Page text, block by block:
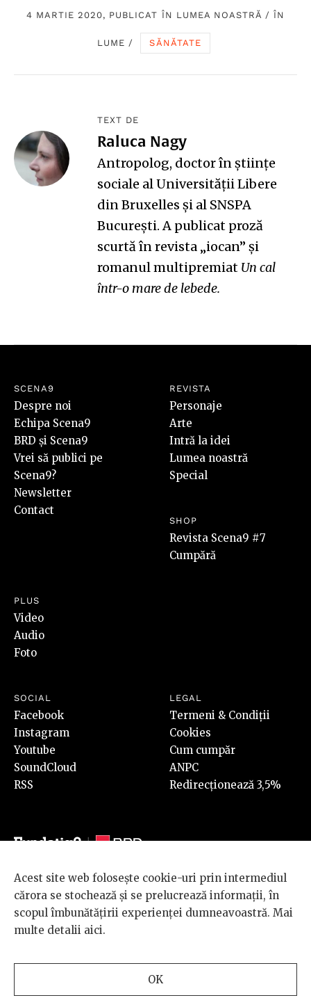
4 MARTIE 2020, PUBLICAT ÎN LUMEA NOASTRĂ /ÎN
LUME / SĂNĂTATE
TEXT DE
Raluca Nagy
Antropolog, doctor în ştiinţe
sociale al Universităţii Libere
din Bruxelles şi al SNSPA
Bucureşti. A publicat proză
scurtă în revista „iocan” și
romanul multipremiat Un cal
într-o mare de lebede.
SCENA9
Despre noi
Echipa Scena9
BRD și Scena9
Vrei să publici pe
Scena9?
Newsletter
Contact
REVISTA
Personaje
Arte
Intră la idei
Lumea noastră
Special
SHOP
Revista Scena9 #7
Cumpără
PLUS
Video
Audio
Foto
SOCIAL
Facebook
Instagram
Youtube
SoundCloud
RSS
LEGAL
Termeni & Condiții
Cookies
Cum cumpăr
ANPC
Redirecționează 3,5%
© 2026 BRD Groupe Société Générale, toate drepturile rezervate.
Scena 9 este un proiect sustinut de
BRD GROUPE SOCIÉTÉ
GÉNÉRALE
Acest site web folosește cookie-uri prin intermediul
cărora se stochează și se prelucrează informații, în
scopul îmbunătățirii experienței dumneavoastră. Mai
multe detalii aici.
OK